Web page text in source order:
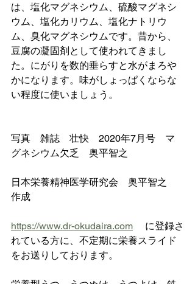
は、塩化マグネシウム、硫酸マグネシ
ウム、塩化カリウム、塩化ナトリウ
ム、臭化マグネシウムです。昔から、
豆腐の凝固剤として使われてきまし
た。にがりを数的垂らすと水がまろや
かになります。味がしょっぱくならな
い程度に使いましょう。
写真　雑誌　壮快　2020年7月号　マ
グネシウム欠乏　奥平智之
日本栄養精神医学研究会　奥平智之
作成
https://www.dr-okudaira.com に登録さ
れている方に、不定期に栄養スライド
をお送りしております。